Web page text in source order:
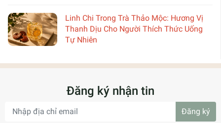
Linh Chi Trong Trà Thảo Mộc: Hương Vị
Thanh Dịu Cho Người Thích Thức Uống
Tự Nhiên
Đăng ký nhận tin
Đăng ký